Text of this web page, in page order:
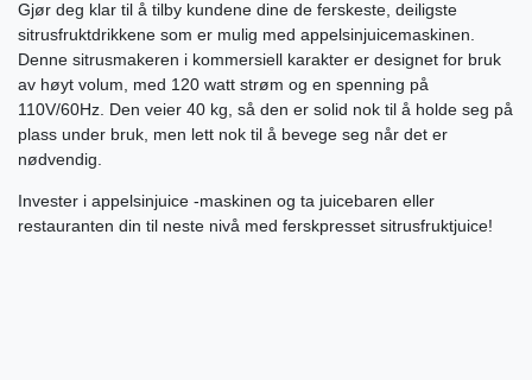
Gjør deg klar til å tilby kundene dine de ferskeste, deiligste
sitrusfruktdrikkene som er mulig med appelsinjuicemaskinen.
Denne sitrusmakeren i kommersiell karakter er designet for bruk
av høyt volum, med 120 watt strøm og en spenning på
110V/60Hz. Den veier 40 kg, så den er solid nok til å holde seg på
plass under bruk, men lett nok til å bevege seg når det er
nødvendig.
Invester i appelsinjuice -maskinen og ta juicebaren eller
restauranten din til neste nivå med ferskpresset sitrusfruktjuice!